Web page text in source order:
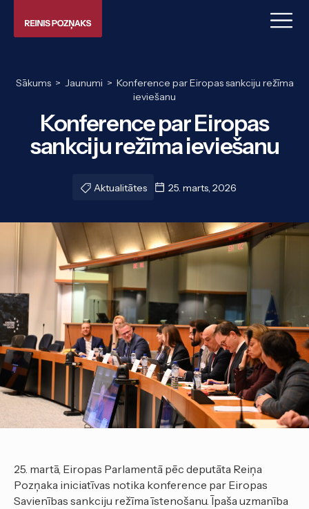
Sākums> Jaunumi > Konference par Eiropas sankciju režīma
ieviešanu
Konference par Eiropas
sankciju režīma ieviešanu
Aktualitātes 25. marts, 2026
25. martā, Eiropas Parlamentā pēc deputāta Reiņa
Pozņaka iniciatīvas notika konference par Eiropas
Savienības sankciju režīma īstenošanu. Īpaša uzmanība